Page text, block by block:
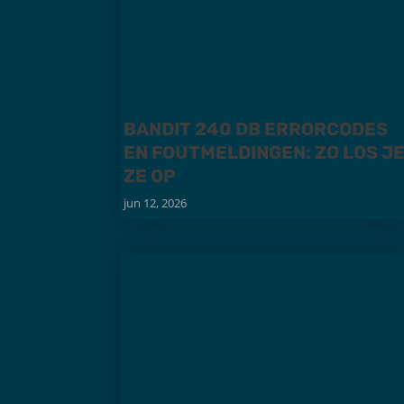
BANDIT 240 DB ERRORCODES
EN FOUTMELDINGEN: ZO LOS
ZE OP
jun 12, 2026